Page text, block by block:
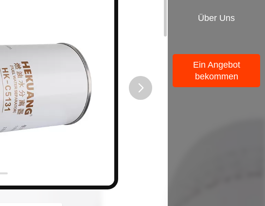
Über Uns
Ein Angebot
bekommen